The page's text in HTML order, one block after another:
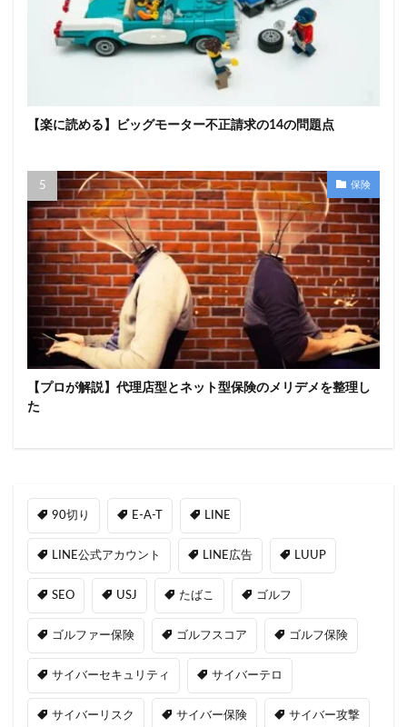
【楽に読める】ビッグモーター不正請求の14の問題点
保険
【プロが解説】代理店型とネット型保険のメリデメを整理し
た
90切り E-A-T LINE
LINE公式アカウント LINE広告 LUUP
SEO USJ たばこ ゴルフ
ゴルファー保険 ゴルフスコア ゴルフ保険
サイバーセキュリティ サイバーテロ
サイバーリスク サイバー保険 サイバー攻撃